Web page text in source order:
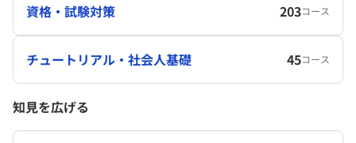
資格・試験対策 203コース
チュートリアル・社会人基礎 45コース
知見を広げる